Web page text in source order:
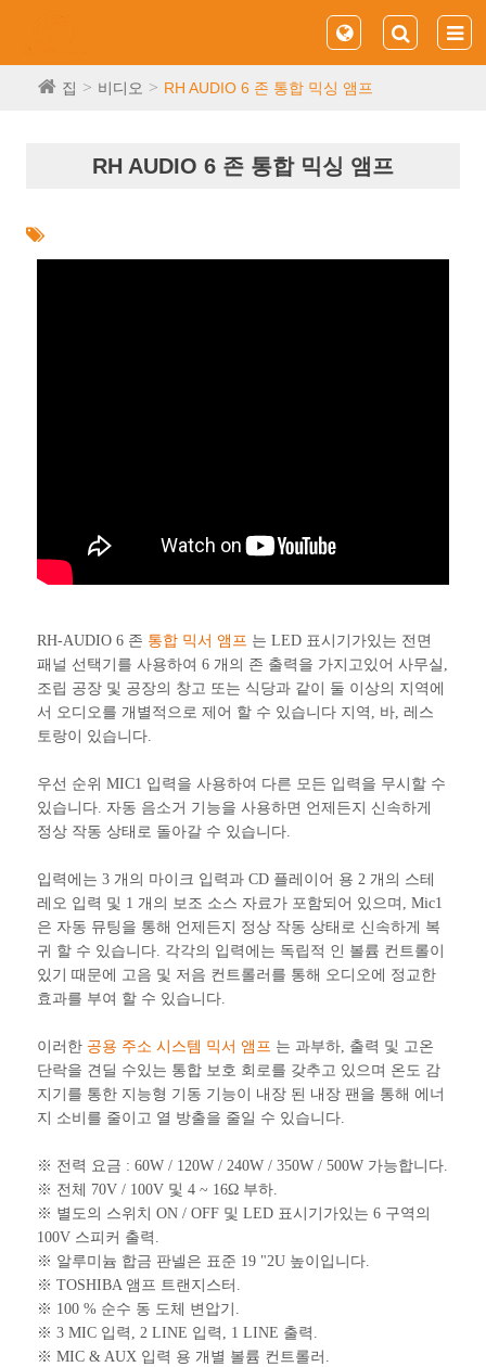
집 비디오 RH AUDIO 6 존 통합 믹싱 앰프
RH AUDIO 6 존 통합 믹싱 앰프
RH-AUDIO 6 존 통합 믹서 앰프 는 LED 표시기가있는 전면
패널 선택기를 사용하여 6 개의 존 출력을 가지고있어 사무실,
조립 공장 및 공장의 창고 또는 식당과 같이 둘 이상의 지역에
서 오디오를 개별적으로 제어 할 수 있습니다 지역, 바, 레스
토랑이 있습니다.
우선 순위 MIC1 입력을 사용하여 다른 모든 입력을 무시할 수
있습니다. 자동 음소거 기능을 사용하면 언제든지 신속하게
정상 작동 상태로 돌아갈 수 있습니다.
입력에는 3 개의 마이크 입력과 CD 플레이어 용 2 개의 스테
레오 입력 및 1 개의 보조 소스 자료가 포함되어 있으며, Mic1
은 자동 뮤팅을 통해 언제든지 정상 작동 상태로 신속하게 복
귀 할 수 있습니다. 각각의 입력에는 독립적 인 볼륨 컨트롤이
있기 때문에 고음 및 저음 컨트롤러를 통해 오디오에 정교한
효과를 부여 할 수 있습니다.
이러한 공용 주소 시스템 믹서 앰프 는 과부하, 출력 및 고온
단락을 견딜 수있는 통합 보호 회로를 갖추고 있으며 온도 감
지기를 통한 지능형 기동 기능이 내장 된 내장 팬을 통해 에너
지 소비를 줄이고 열 방출을 줄일 수 있습니다.
※ 전력 요금 : 60W / 120W / 240W / 350W / 500W 가능합니다.
※ 전체 70V / 100V 및 4 ~ 16Ω 부하.
※ 별도의 스위치 ON / OFF 및 LED 표시기가있는 6 구역의
100V 스피커 출력.
※ 알루미늄 합금 판넬은 표준 19 "2U 높이입니다.
※ TOSHIBA 앰프 트랜지스터.
※ 100 % 순수 동 도체 변압기.
※ 3 MIC 입력, 2 LINE 입력, 1 LINE 출력.
※ MIC & AUX 입력 용 개별 볼륨 컨트롤러.